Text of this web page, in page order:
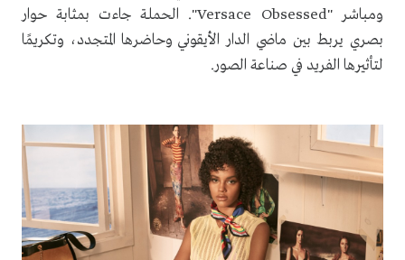
ومباشر "Versace Obsessed". الحملة جاءت بمثابة حوار
بصري يربط بين ماضي الدار الأيقوني وحاضرها المتجدد، وتكريمًا
لتأثيرها الفريد في صناعة الصور.